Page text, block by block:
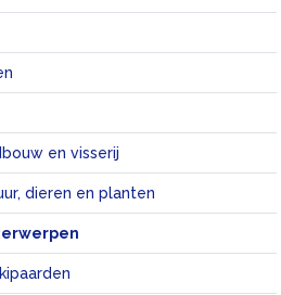
en visserij
dieren en planten